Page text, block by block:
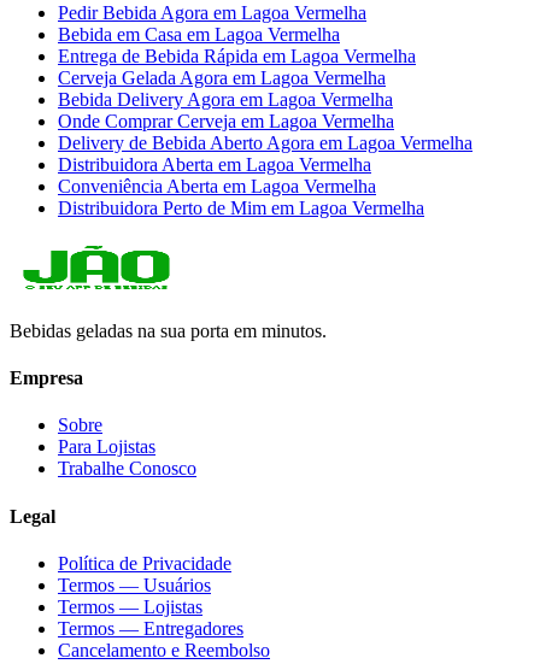
Pedir Bebida Agora em Lagoa Vermelha
Bebida em Casa em Lagoa Vermelha
Entrega de Bebida Rápida em Lagoa Vermelha
Cerveja Gelada Agora em Lagoa Vermelha
Bebida Delivery Agora em Lagoa Vermelha
Onde Comprar Cerveja em Lagoa Vermelha
Delivery de Bebida Aberto Agora em Lagoa Vermelha
Distribuidora Aberta em Lagoa Vermelha
Conveniência Aberta em Lagoa Vermelha
Distribuidora Perto de Mim em Lagoa Vermelha
Bebidas geladas na sua porta em minutos.
Empresa
Sobre
Para Lojistas
Trabalhe Conosco
Legal
Política de Privacidade
Termos — Usuários
Termos — Lojistas
Termos — Entregadores
Cancelamento e Reembolso